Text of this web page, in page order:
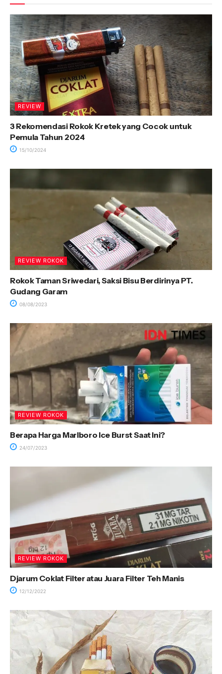
REVIEW
3 Rekomendasi Rokok Kretek yang Cocok untuk
Pemula Tahun 2024
15/10/2024
REVIEW ROKOK
Rokok Taman Sriwedari, Saksi Bisu Berdirinya PT.
Gudang Garam
08/08/2023
REVIEW ROKOK
Berapa Harga Marlboro Ice Burst Saat Ini?
24/07/2023
REVIEW ROKOK
Djarum Coklat Filter atau Juara Filter Teh Manis
12/12/2022